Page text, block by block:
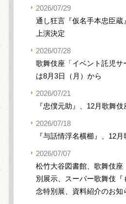
2026/07/29
通し狂言『仮名手本忠臣蔵
上演決定
2026/07/28
歌舞伎座「イベント託児サ
は8月3日（月）から
2026/07/21
『忠僕元助』、12月歌舞
2026/07/18
『与話情浮名横櫛』、12
2026/07/07
松竹大谷図書館、歌舞伎座
別展示、スーパー歌舞伎
念特別展、資料紹介のお知